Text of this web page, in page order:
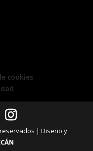
cookies
| Diseño y